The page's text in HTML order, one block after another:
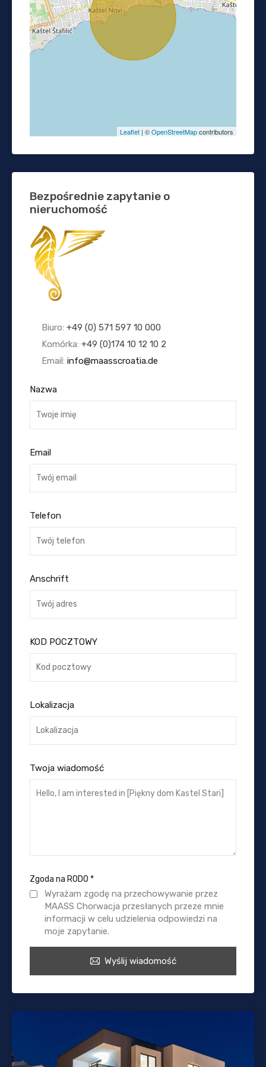
Leaflet | ©OpenStreetMapcontributors
Bezpośrednie zapytanie o
nieruchomość
Biuro: +49 (0) 571 597 10 000
Komórka: +49 (0)174 10 12 10 2
Email: info@maasscroatia.de
Nazwa
Email
Telefon
Anschrift
KOD POCZTOWY
Lokalizacja
Twoja wiadomość
Zgoda na RODO *
Wyrażam zgodę na przechowywanie przez
MAASS Chorwacja przesłanych przeze mnie
informacji w celu udzielenia odpowiedzi na
moje zapytanie.
Wyślij wiadomość